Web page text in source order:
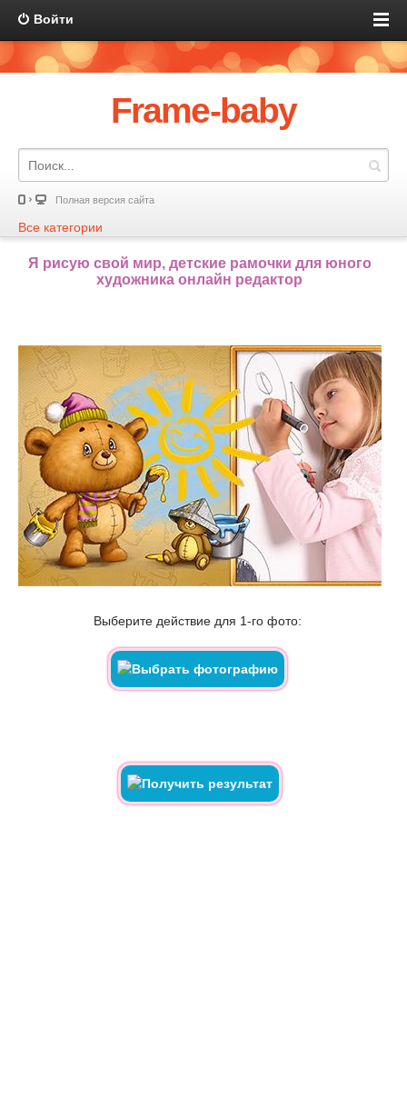
Войти
Frame-baby
Полная версия сайта
Все категории
Я рисую свой мир, детские рамочки для юного
художника онлайн редактор
Выберите действие для 1-го фото: